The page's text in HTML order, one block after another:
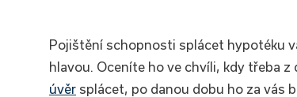
Pojištění schopnosti splácet hypotéku
hlavou. Oceníte ho ve chvíli, kdy třeba
úvěr splácet, po danou dobu ho za vás